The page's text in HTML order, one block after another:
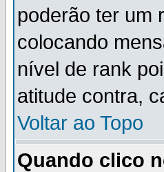
poderão ter um
colocando
nível de rank
atitude contra,
Voltar ao Topo
Quando clico